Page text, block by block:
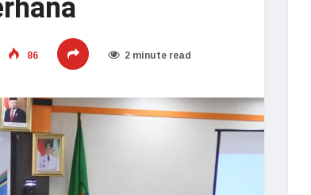
86 2 minute read